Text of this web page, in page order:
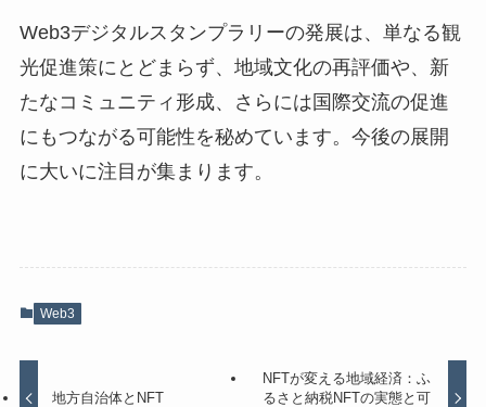
Web3デジタルスタンプラリーの発展は、単なる観
光促進策にとどまらず、地域文化の再評価や、新
たなコミュニティ形成、さらには国際交流の促進
にもつながる可能性を秘めています。今後の展開
に大いに注目が集まります。
Web3
地方自治体とNFT
NFTが変える地域経済：ふ
るさと納税NFTの実態と可